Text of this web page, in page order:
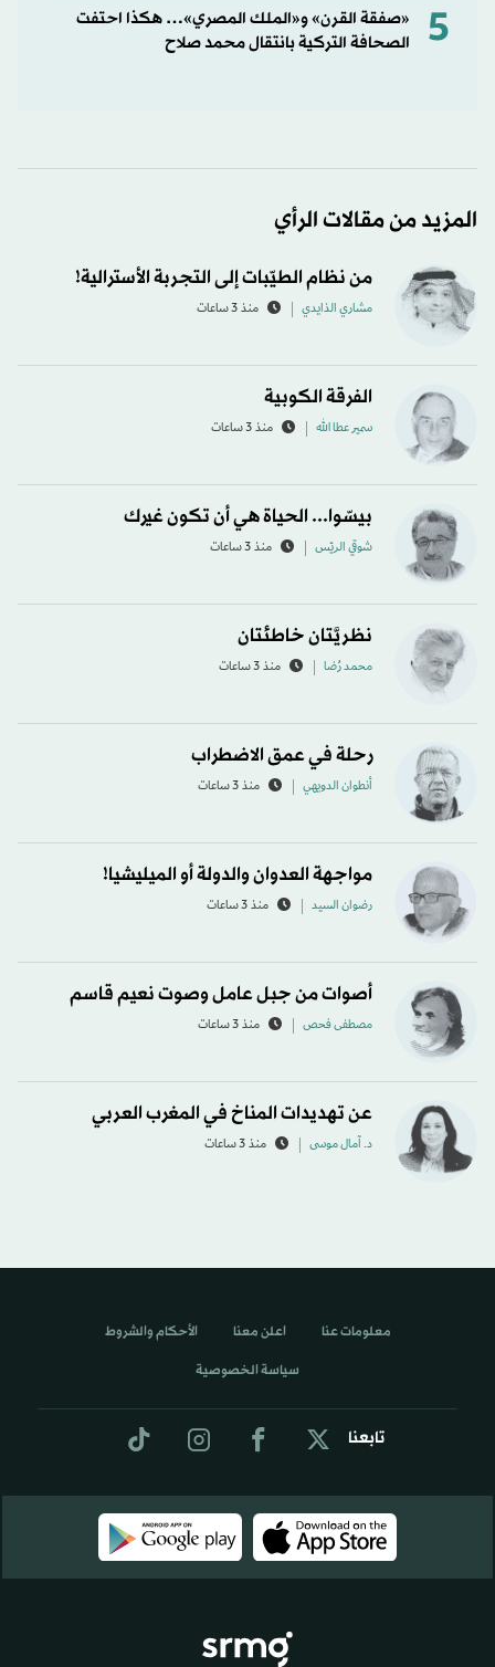
5
«صفقة القرن» و«الملك المصري»… هكذا احتفت
الصحافة التركية بانتقال محمد صلاح
المزيد من مقالات الرأي
من نظام الطيّبات إلى التجربة الأسترالية!
مشاري الذايدي منذ 3 ساعات
الفرقة الكوبية
سمير عطا الله منذ 3 ساعات
بيسّوا... الحياة هي أن تكون غيرك
شوقي الريّس منذ 3 ساعات
نظريَّتان خاطئتان
محمد رُضا منذ 3 ساعات
رحلة في عمق الاضطراب
أنطوان الدويهي منذ 3 ساعات
مواجهة العدوان والدولة أو الميليشيا!
رضوان السيد منذ 3 ساعات
أصوات من جبل عامل وصوت نعيم قاسم
مصطفى فحص منذ 3 ساعات
عن تهديدات المناخ في المغرب العربي
د. آمال موسى منذ 3 ساعات
تابعنا
معلومات عنا اعلن معنا الأحكام والشروط
سياسة الخصوصية